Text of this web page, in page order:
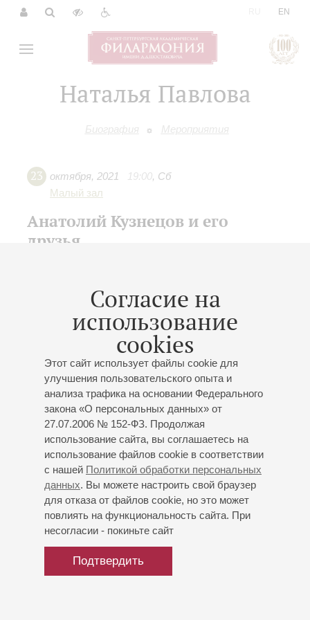
EN
Наталья Павлова
Биография Мероприятия
Согласие на
использование
cookies
Этот сайт использует файлы cookie для
улучшения пользовательского опыта и
анализа трафика на основании Федерального
закона «О персональных данных» от
27.07.2006 № 152-ФЗ. Продолжая
использование сайта, вы соглашаетесь на
использование файлов cookie в соответствии
с нашей Политикой обработки персональных
данных. Вы можете настроить свой браузер
для отказа от файлов cookie, но это может
повлиять на функциональность сайта. При
несогласии - покиньте сайт
Подтвердить
23 октября, 2021 19:00, Сб
Малый зал
Анатолий Кузнецов и его
друзья
Анатолий Кузнецов- фортепиано;Марина Шутова
Михаил Казаков;Вероника Джиоева
Василий Герелло
;Владимир Ванеев ;Евгений
Ахмед Агади ;Аскар Абдразаков
Сафарьянц- скрипка;Ольга Сосновская
Ольга Пудова - сопрано;
Михаил Колелишвили Григорий Чернецов
Лариса Юдина- сопрано; Оксана Шилова
Мария Баянкина- сопрано;Ирина Чурилова
Алексей Марков;Владислав Сулимский;Надежда
Сердюк;Екатерина Сергеева;Юрий Воробьёв;
Александр Михайлов;Юлия Герцева;Наталья
Павлова;Андрей Серов
Организаторы:Кузнецов А.Ю.